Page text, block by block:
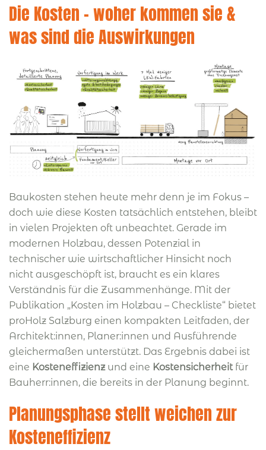
Die Kosten – woher kommen sie &
was sind die Auswirkungen
Baukosten stehen heute mehr denn je im Fokus –
doch wie diese Kosten tatsächlich entstehen, bleibt
in vielen Projekten oft unbeachtet. Gerade im
modernen Holzbau, dessen Potenzial in
technischer wie wirtschaftlicher Hinsicht noch
nicht ausgeschöpft ist, braucht es ein klares
Verständnis für die Zusammenhänge. Mit der
Publikation „Kosten im Holzbau – Checkliste“ bietet
proHolz Salzburg einen kompakten Leitfaden, der
Architekt:innen, Planer:innen und Ausführende
gleichermaßen unterstützt. Das Ergebnis dabei ist
eine Kosteneffizienzund eine Kostensicherheitfür
Bauherr:innen, die bereits in der Planung beginnt.
Planungsphase stellt weichen zur
Kosteneffizienz